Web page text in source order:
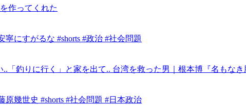
作ってくれた
にすがるな #shorts #政治 #社会問題
..「釣りに行く」と家を出て.. 台湾を救った男｜根本博『名もな
原幾世史 #shorts #社会問題 #日本政治